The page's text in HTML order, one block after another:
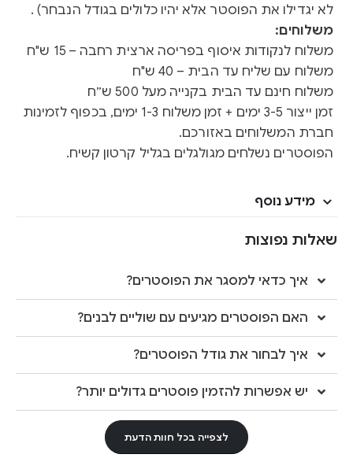
לא יגדילו את הפוסטר אלא יהיו כלולים בגודל הנבחר) .
משלוחים:
משלוח לנקודות איסוף בפריסה ארצית רחבה – 15 ש"ח
משלוח עם שליח עד הבית – 40 ש"ח
משלוח חינם עד הבית בקנייה מעל 500 ש״ח
זמן ייצור 3-5 ימים + זמן משלוח 1-3 ימים, בכפוף לזמינות
חברת המשלוחים באזורכם.
הפוסטרים נשלחים מגולגלים בגליל קרטון קשיח.
מידע נוסף
שאלות נפוצות
איך כדאי למסגר את הפוסטרים?
האם הפוסטרים מגיעים עם שוליים לבנים?
איך לבחור את גודל הפוסטרים?
יש אפשרות להזמין פוסטרים גדולים יותר?
לצפייה בכל חוות הדעת